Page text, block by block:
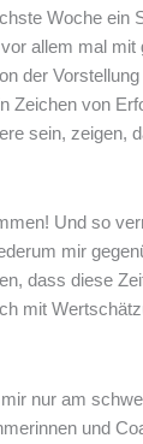
Woche
allem mal
der
Zeichen von
sein, zeigen,
Und so
mir
dass diese
mit
nur am
und